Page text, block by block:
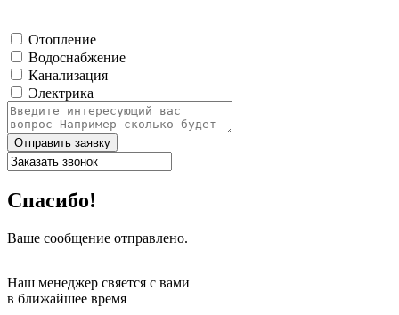
Отопление
Водоснабжение
Канализация
Электрика
Отправить заявку
Спасибо!
Ваше сообщение отправлено.
Наш менеджер свяется с вами
в ближайшее время